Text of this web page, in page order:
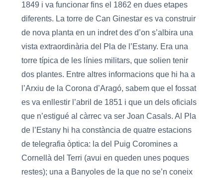
1849 i va funcionar fins el 1862 en dues etapes
diferents. La torre de Can Ginestar es va construir
de nova planta en un indret des d’on s’albira una
vista extraordinària del Pla de l’Estany. Era una
torre típica de les línies militars, que solien tenir
dos plantes. Entre altres informacions que hi ha a
l’Arxiu de la Corona d’Aragó, sabem que el fossat
es va enllestir l’abril de 1851 i que un dels oficials
que n’estigué al càrrec va ser Joan Casals. Al Pla
de l’Estany hi ha constància de quatre estacions
de telegrafia òptica: la del Puig Coromines a
Cornellà del Terri (avui en queden unes poques
restes); una a Banyoles de la que no se’n coneix